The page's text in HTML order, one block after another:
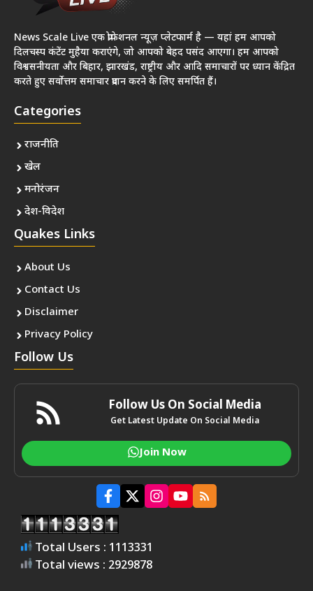
News Scale Live एक प्रोफेशनल न्यूज़ प्लेटफार्म है — यहां हम आपको
दिलचस्प कंटेंट मुहैया कराएंगे, जो आपको बेहद पसंद आएगा। हम आपको
विश्वसनीयता और बिहार, झारखंड, राष्ट्रीय और आदि समाचारों पर ध्यान केंद्रित
करते हुए सर्वोत्तम समाचार प्रदान करने के लिए समर्पित हैं।
Categories
राजनीति
खेल
मनोरंजन
देश-विदेश
Quakes Links
About Us
Contact Us
Disclaimer
Privacy Policy
Follow Us
Follow Us On Social Media
Get Latest Update On Social Media
Join Now
Total Users : 1113331
Total views : 2929878